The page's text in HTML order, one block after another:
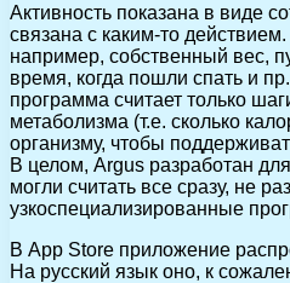
Активность показана в виде
связана с каким-то
например, собственный вес,
время, когда пошли спать и
программа считает только
метаболизма (т.е. сколько
организму, чтобы
В целом, Argus разработан
могли считать все сразу, не
узкоспециализированные
В App Store приложение
На русский язык оно, к